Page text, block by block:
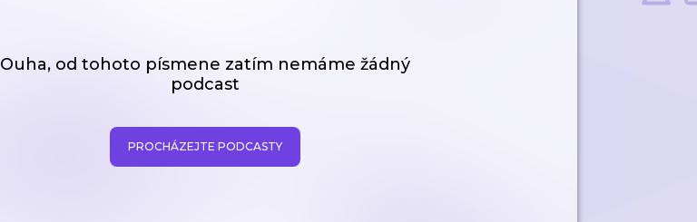
Ouha, od tohoto písmene zatím nemáme žádný
podcast
PROCHÁZEJTE PODCASTY